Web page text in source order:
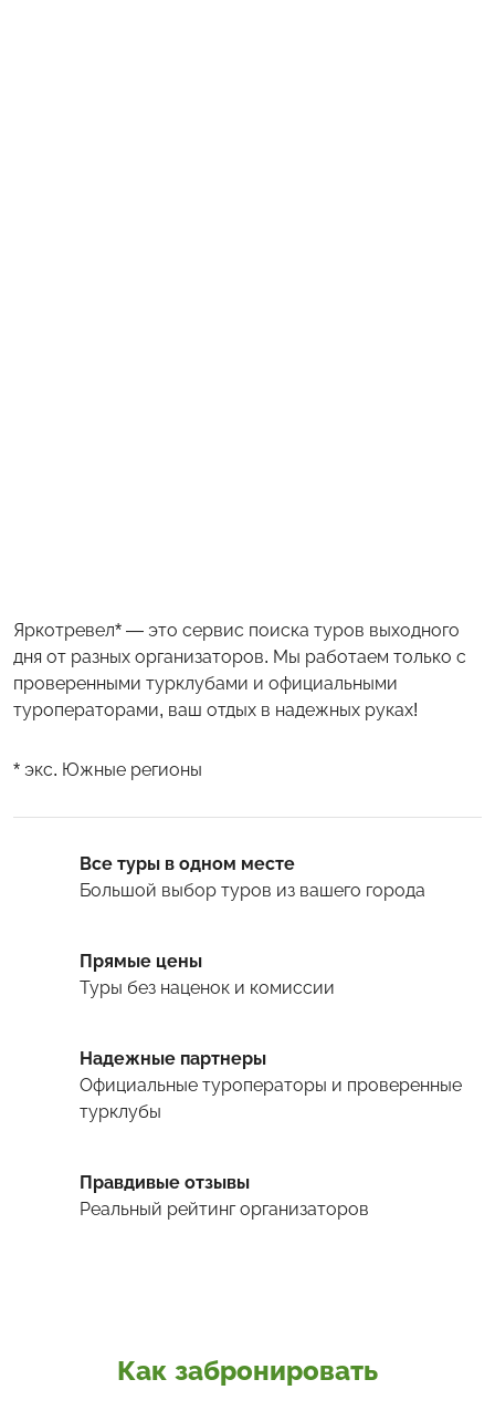
Яркотревел* — это сервис поиска туров выходного
дня от разных организаторов. Мы работаем только с
проверенными турклубами и официальными
туроператорами, ваш отдых в надежных руках!
* экс. Южные регионы
Все туры в одном месте
Большой выбор туров из вашего города
Прямые цены
Туры без наценок и комиссии
Надежные партнеры
Официальные туроператоры и проверенные
турклубы
Правдивые отзывы
Реальный рейтинг организаторов
Как забронировать